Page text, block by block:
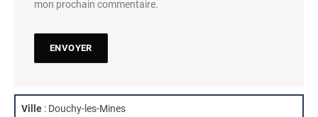
mon prochain commentaire.
Ville : Douchy-les-Mines